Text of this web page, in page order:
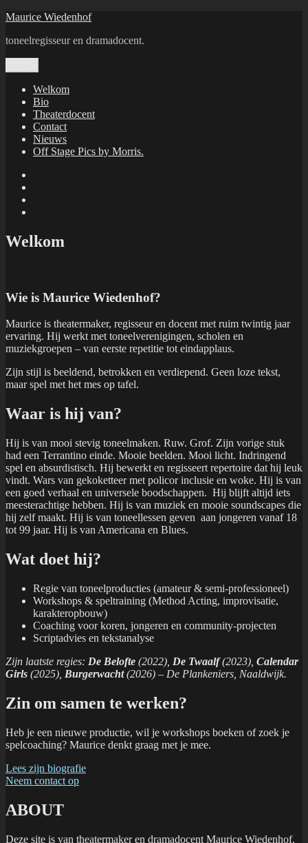
Ga
de
Maurice Wiedenhof
toneelregisseur en dramadocent.
Welkom
Bio
Theaterdocent
Contact
Nieuws
Off Stage Pics by Morris.
Welkom
Wie is Maurice Wiedenhof?
Maurice is theatermaker, regisseur en docent met ruim twintig jaar
ervaring. Hij werkt met toneelverenigingen, scholen en
muziekgroepen – van eerste repetitie tot eindapplaus.
Zijn stijl is beeldend, betrokken en verdiepend. Geen loze tekst,
maar spel met het mes op tafel.
Waar is hij van?
Hij is van mooi stevig toneelmaken. Ruw. Grof. Zijn vorige stuk
had een Terrantino einde. Mooie beelden. Mooi licht. Indringend
spel en absurdistisch. Hij bewerkt en regisseert repertoire dat hij leuk
vindt. Wars van gekoketteer met policor inclusie en woke. Hij is van
een goed verhaal en universele boodschappen. Hij blijft altijd iets
meesterachtige hebben. Hij is van muziek en mooie soundscapes die
hij zelf maakt. Hij is van toneellessen geven aan jongeren vanaf 18
tot 99 jaar. Hij is van Americana en Blues.
Wat doet hij?
Regie van toneelproducties (amateur & semi-professioneel)
Workshops & speltraining (Method Acting, improvisatie,
karakteropbouw)
Coaching voor koren, jongeren en community-projecten
Scriptadvies en tekstanalyse
Zijn laatste regies: De Belofte (2022), De Twaalf(2023), Calendar
Girls (2025), Burgerwacht(2026) – De Plankeniers, Naaldwijk.
Zin om samen te werken?
Heb je een nieuwe productie, wil je workshops boeken of zoek je
spelcoaching? Maurice denkt graag met je mee.
Lees zijn biografie
Neem contact op
ABOUT
Deze site is van theatermaker en dramadocent Maurice Wiedenhof.